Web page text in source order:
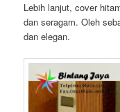
Lebih lanjut, cover
dan seragam. Oleh
dan elegan.